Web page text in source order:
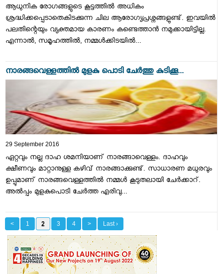
ആധുനിക രോഗങ്ങളുടെ കൂട്ടത്തില്‍ അധികം
ശ്രദ്ധിക്കപ്പെടാതെകിടക്കുന്ന ചില ആരോഗ്യപ്രശ്നങ്ങളുണ്ട്. ഇവയില്‍
പലതിന്റെയും വ്യക്തമായ കാരണം കണ്ടെത്താന്‍ നമുക്കായിട്ടില്ല.
എന്നാല്‍, സമൂഹത്തില്‍, നമ്മള്‍ക്കിടയില്‍...
നാരങ്ങവെള്ളത്തില്‍ മുളകു പൊടി ചേര്‍ത്തു കുടിക്കൂ...
29 September 2016
ഏറ്റവും നല്ല ദാഹ ശമനിയാണ് നാരങ്ങാവെള്ളം. ദാഹവും
ക്ഷീണവും മാറ്റാനുള്ള കഴിവ് നാരങ്ങാക്കുണ്ട്. സാധാരണ മധുരവും
ഉപ്പുമാണ് നാരങ്ങവെള്ളത്തില്‍ നമ്മള്‍ കൂടുതലായി ചേര്‍ക്കാറ്.
അല്‍പ്പം മുളകുപൊടി ചേര്‍ത്ത എരിവു...
< 1 2 3 4 > Last ›